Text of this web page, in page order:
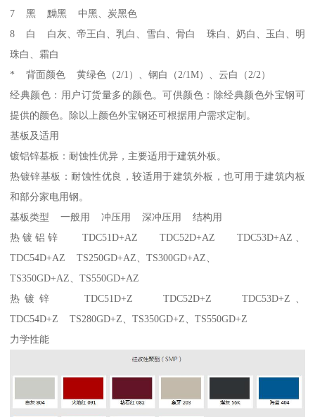
7 黑 黝黑 中黑、炭黑色
8 白 白灰、帝王白、乳白、雪白、骨白 珠白、奶白、玉白、明
珠白、霜白
* 背面颜色 黄绿色（2/1）、钢白（2/1M）、云白（2/2）
经典颜色：用户订货量多的颜色。可供颜色：除经典颜色外宝钢可
提供的颜色。除以上颜色外宝钢还可根据用户需求定制。
基板及适用
镀铝锌基板：耐蚀性优异，主要适用于建筑外板。
热镀锌基板：耐蚀性优良，较适用于建筑外板，也可用于建筑内板
和部分家电用钢。
基板类型 一般用 冲压用 深冲压用 结构用
热镀铝锌 TDC51D+AZ TDC52D+AZ TDC53D+AZ、
TDC54D+AZ TS250GD+AZ、TS300GD+AZ、
TS350GD+AZ、TS550GD+AZ
热镀锌 TDC51D+Z TDC52D+Z TDC53D+Z、
TDC54D+Z TS280GD+Z、TS350GD+Z、TS550GD+Z
力学性能